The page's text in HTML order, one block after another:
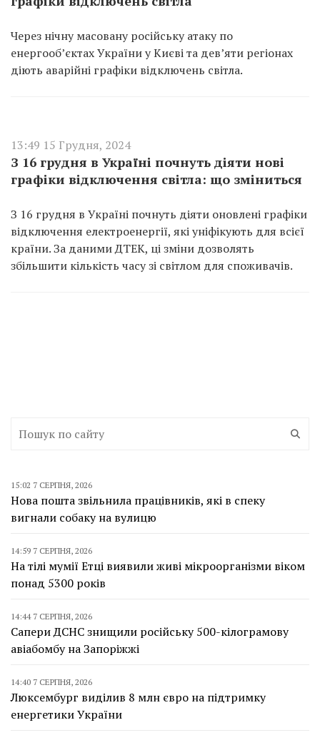
Через нічну масовану російську атаку по
енергооб’єктах України у Києві та дев’яти регіонах
діють аварійні графіки відключень світла.
13:49 15 Грудня, 2024
З 16 грудня в Україні почнуть діяти нові
графіки відключення світла: що зміниться
З 16 грудня в Україні почнуть діяти оновлені графіки
відключення електроенергії, які уніфікують для всієї
країни. За даними ДТЕК, ці зміни дозволять
збільшити кількість часу зі світлом для споживачів.
15:02 7 СЕРПНЯ, 2026
Нова пошта звільнила працівників, які в спеку
вигнали собаку на вулицю
14:59 7 СЕРПНЯ, 2026
На тілі мумії Етці виявили живі мікроорганізми віком
понад 5300 років
14:44 7 СЕРПНЯ, 2026
Сапери ДСНС знищили російську 500-кілограмову
авіабомбу на Запоріжжі
14:40 7 СЕРПНЯ, 2026
Люксембург виділив 8 млн євро на підтримку
енергетики України